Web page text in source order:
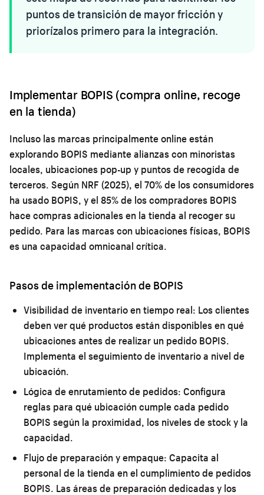
puntos de transición de mayor fricción y
priorízalos primero para la integración.
Implementar BOPIS (compra online, recoge
en la tienda)
Incluso las marcas principalmente online están
explorando BOPIS mediante alianzas con minoristas
locales, ubicaciones pop-up y puntos de recogida de
terceros. Según NRF (2025), el 70% de los consumidores
ha usado BOPIS, y el 85% de los compradores BOPIS
hace compras adicionales en la tienda al recoger su
pedido. Para las marcas con ubicaciones físicas, BOPIS
es una capacidad omnicanal crítica.
Pasos de implementación de BOPIS
Visibilidad de inventario en tiempo real: Los clientes
deben ver qué productos están disponibles en qué
ubicaciones antes de realizar un pedido BOPIS.
Implementa el seguimiento de inventario a nivel de
ubicación.
Lógica de enrutamiento de pedidos: Configura
reglas para qué ubicación cumple cada pedido
BOPIS según la proximidad, los niveles de stock y la
capacidad.
Flujo de preparación y empaque: Capacita al
personal de la tienda en el cumplimiento de pedidos
BOPIS. Las áreas de preparación dedicadas y los